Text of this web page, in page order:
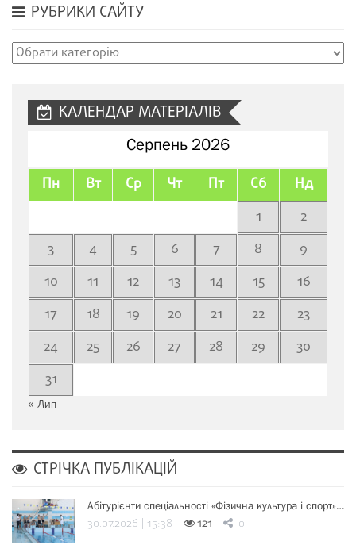
РУБРИКИ САЙТУ
Рубрики
КАЛЕНДАР МАТЕРІАЛІВ
Серпень 2026
Пн Вт Ср Чт Пт Сб Нд
1
2
3
4 5 6 7 8
9
10
11 12 13 14 15
16
17
18 19 20 21 22
23
24
25 26 27 28 29
30
31
« Лип
СТРІЧКА ПУБЛІКАЦІЙ
Абітурієнти спеціальності «Фізична культура і спорт»…
30.07.2026 | 15:38 121 0